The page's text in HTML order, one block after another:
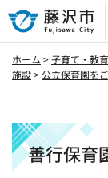
藤沢市
ホーム >子育て・教育
施設>公立保育園を
善行保育